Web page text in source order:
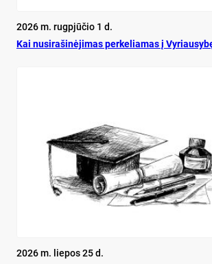
2026 m. rugpjūčio 1 d.
Kai nu­si­ra­ši­nė­ji­mas per­ke­lia­mas į
2026 m. liepos 25 d.